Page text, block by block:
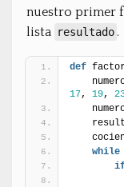
nuestro primer
lista resultado .
def
17, 19,
while